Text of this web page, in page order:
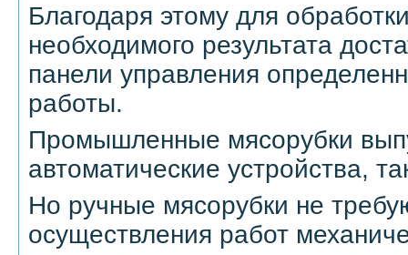
Благодаря этому для
необходимого результата
панели управления
работы.
Промышленные мясорубки
автоматические устройства,
Но ручные мясорубки не
осуществления работ